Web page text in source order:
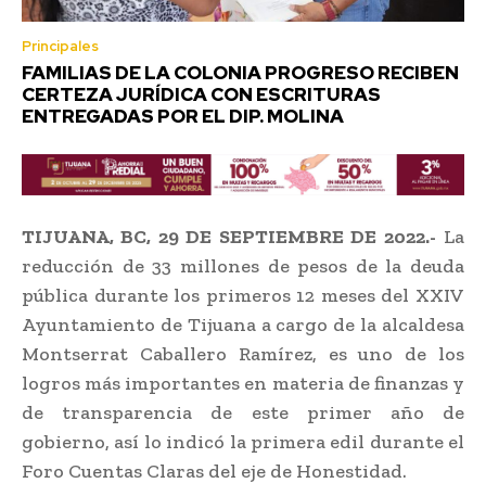
Principales
FAMILIAS DE LA COLONIA PROGRESO RECIBEN
CERTEZA JURÍDICA CON ESCRITURAS
ENTREGADAS POR EL DIP. MOLINA
TIJUANA, BC, 29 DE SEPTIEMBRE DE 2022.- La
reducción de 33 millones de pesos de la deuda
pública durante los primeros 12 meses del XXIV
Ayuntamiento de Tijuana a cargo de la alcaldesa
Montserrat Caballero Ramírez, es uno de los
logros más importantes en materia de finanzas y
de transparencia de este primer año de
gobierno, así lo indicó la primera edil durante el
Foro Cuentas Claras del eje de Honestidad.